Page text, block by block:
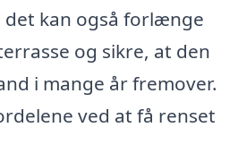
kan også forlænge
og sikre, at den
i mange år fremover.
ved at få renset